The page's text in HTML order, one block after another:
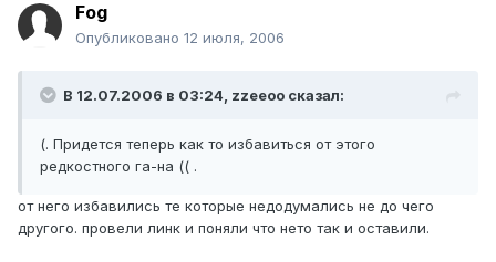
Fog
Опубликовано 12 июля, 2006
В 12.07.2006 в 03:24, zzeeoo сказал:
(. Придется теперь как то избавиться от этого
редкостного га-на (( .
от него избавились те которые недодумались не до чего
другого. провели линк и поняли что нето так и оставили.